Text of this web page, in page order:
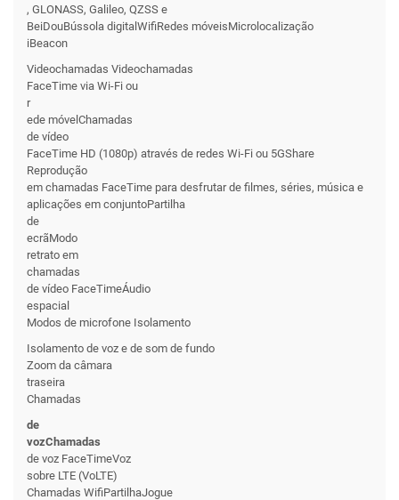
, GLONASS, Galileo, QZSS e
BeiDouBússola digitalWifiRedes móveisMicrolocalização
iBeacon
Videochamadas Videochamadas
FaceTime via Wi-Fi ou
r
ede móvelChamadas
de vídeo
FaceTime HD (1080p) através de redes Wi-Fi ou 5GShare
Reprodução
em chamadas FaceTime para desfrutar de filmes, séries, música e
aplicações em conjuntoPartilha
de
ecrãModo
retrato em
chamadas
de vídeo FaceTimeÁudio
espacial
Modos de microfone Isolamento
Isolamento de voz e de som de fundo
Zoom da câmara
traseira
Chamadas
de
vozChamadas
de voz FaceTimeVoz
sobre LTE (VoLTE)
Chamadas WifiPartilhaJogue